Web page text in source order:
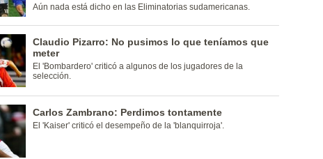
Aún nada está dicho en las Eliminatorias sudamericanas.
Claudio Pizarro: No pusimos lo que teníamos que
meter
El 'Bombardero' criticó a algunos de los jugadores de la
selección.
Carlos Zambrano: Perdimos tontamente
El 'Kaiser' criticó el desempeño de la 'blanquirroja'.